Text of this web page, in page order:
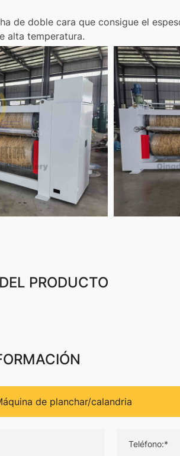
de doble cara que consigue el
alta temperatura.
PRODUCTO
Teléfono:*